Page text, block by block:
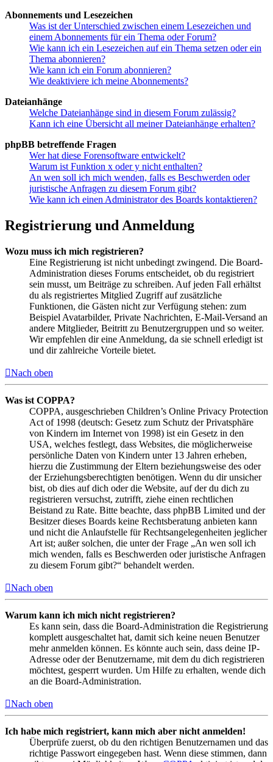
Abonnements und Lesezeichen
Was ist der Unterschied zwischen einem Lesezeichen und
einem Abonnements für ein Thema oder Forum?
Wie kann ich ein Lesezeichen auf ein Thema setzen oder ein
Thema abonnieren?
Wie kann ich ein Forum abonnieren?
Wie deaktiviere ich meine Abonnements?
Dateianhänge
Welche Dateianhänge sind in diesem Forum zulässig?
Kann ich eine Übersicht all meiner Dateianhänge erhalten?
phpBB betreffende Fragen
Wer hat diese Forensoftware entwickelt?
Warum ist Funktion x oder y nicht enthalten?
An wen soll ich mich wenden, falls es Beschwerden oder
juristische Anfragen zu diesem Forum gibt?
Wie kann ich einen Administrator des Boards kontaktieren?
Registrierung und Anmeldung
Wozu muss ich mich registrieren?
Eine Registrierung ist nicht unbedingt zwingend. Die Board-
Administration dieses Forums entscheidet, ob du registriert
sein musst, um Beiträge zu schreiben. Auf jeden Fall erhältst
du als registriertes Mitglied Zugriff auf zusätzliche
Funktionen, die Gästen nicht zur Verfügung stehen: zum
Beispiel Avatarbilder, Private Nachrichten, E-Mail-Versand an
andere Mitglieder, Beitritt zu Benutzergruppen und so weiter.
Wir empfehlen dir eine Anmeldung, da sie schnell erledigt ist
und dir zahlreiche Vorteile bietet.
Nach oben
Was ist COPPA?
COPPA, ausgeschrieben Children’s Online Privacy Protection
Act of 1998 (deutsch: Gesetz zum Schutz der Privatsphäre
von Kindern im Internet von 1998) ist ein Gesetz in den
USA, welches festlegt, dass Websites, die möglicherweise
persönliche Daten von Kindern unter 13 Jahren erheben,
hierzu die Zustimmung der Eltern beziehungsweise des oder
der Erziehungsberechtigten benötigen. Wenn du dir unsicher
bist, ob dies auf dich oder die Website, auf der du dich zu
registrieren versuchst, zutrifft, ziehe einen rechtlichen
Beistand zu Rate. Bitte beachte, dass phpBB Limited und der
Besitzer dieses Boards keine Rechtsberatung anbieten kann
und nicht die Anlaufstelle für Rechtsangelegenheiten jeglicher
Art ist; außer solchen, die unter der Frage „An wen soll ich
mich wenden, falls es Beschwerden oder juristische Anfragen
zu diesem Forum gibt?“ behandelt werden.
Nach oben
Warum kann ich mich nicht registrieren?
Es kann sein, dass die Board-Administration die Registrierung
komplett ausgeschaltet hat, damit sich keine neuen Benutzer
mehr anmelden können. Es könnte auch sein, dass deine IP-
Adresse oder der Benutzername, mit dem du dich registrieren
möchtest, gesperrt wurden. Um Hilfe zu erhalten, wende dich
an die Board-Administration.
Nach oben
Ich habe mich registriert, kann mich aber nicht anmelden!
Überprüfe zuerst, ob du den richtigen Benutzernamen und das
richtige Passwort eingegeben hast. Wenn diese stimmen, dann